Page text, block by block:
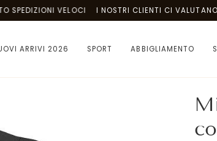
VELOCI I NOSTRI CLIENTI CI VALUTANO 4.9/
ARRIVI 2026 SPORT ABBIGLIAMENTO